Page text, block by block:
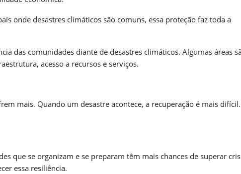
onde desastres climáticos são comuns, essa proteção faz toda a
das comunidades diante de desastres climáticos. Algumas áreas
acesso a recursos e serviços.
mais. Quando um desastre acontece, a recuperação é mais
que se organizam e se preparam têm mais chances de superar
essa resiliência.